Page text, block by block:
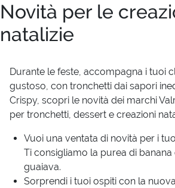
Novità per le
natalizie
Durante le feste, accompagna i tuoi
gustoso, con tronchetti dai sapori
Crispy, scopri le novità dei marchi
per tronchetti, dessert e creazioni
Vuoi una ventata di novità per i
Ti consigliamo la purea di banana
guaiava.
Sorprendi i tuoi ospiti con la